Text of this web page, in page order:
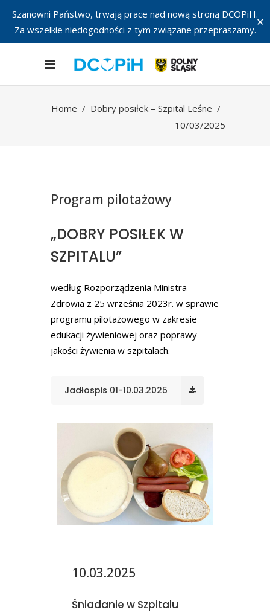
Szanowni Państwo, trwają prace nad nową stroną DCOPiH.
Za wszelkie niedogodności z tym związane przepraszamy.
✕
Home / Dobry posiłek – Szpital Leśne /
10/03/2025
Program pilotażowy
„DOBRY POSIŁEK W
SZPITALU”
według Rozporządzenia Ministra
Zdrowia z 25 września 2023r. w sprawie
programu pilotażowego w zakresie
edukacji żywieniowej oraz poprawy
jakości żywienia w szpitalach.
Jadłospis 01-10.03.2025
10.03.2025
Śniadanie w Szpitalu